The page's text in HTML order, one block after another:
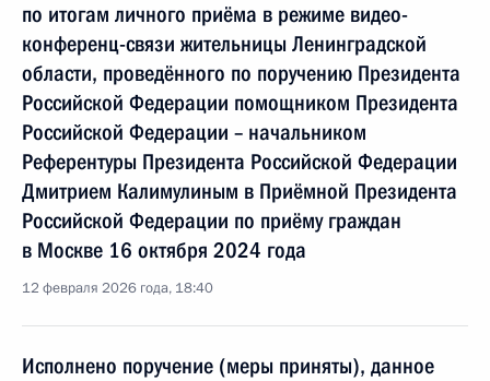
по итогам личного приёма в режиме видео-
конференц-связи жительницы Ленинградской
области, проведённого по поручению Президента
Российской Федерации помощником Президента
Российской Федерации – начальником
Референтуры Президента Российской Федерации
Дмитрием Калимулиным в Приёмной Президента
Российской Федерации по приёму граждан
в Москве 16 октября 2024 года
12 февраля 2026 года, 18:40
Исполнено поручение (меры приняты), данное